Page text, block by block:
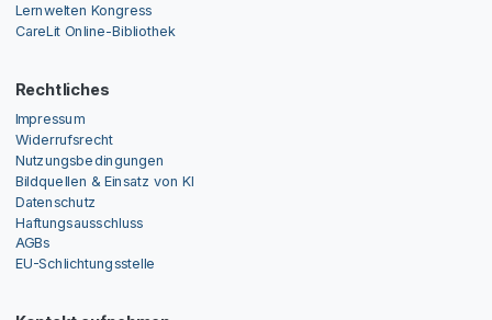
Lernwelten Kongress
CareLit Online-Bibliothek
Rechtliches
Impressum
Widerrufsrecht
Nutzungsbedingungen
Bildquellen & Einsatz von KI
Datenschutz
Haftungsausschluss
AGBs
EU-Schlichtungsstelle